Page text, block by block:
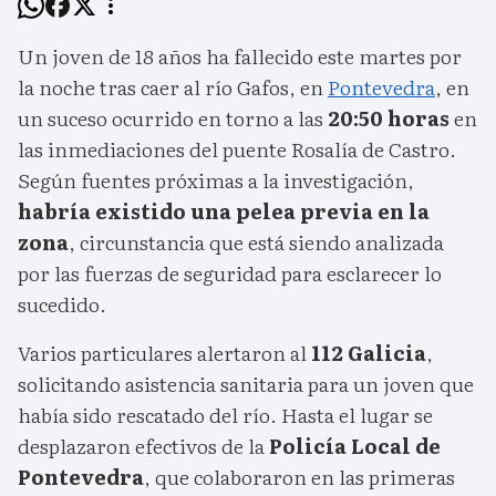
Un joven de 18 años ha fallecido este martes por
la noche tras caer al río Gafos, enPontevedra, en
un suceso ocurrido en torno a las 20:50 horasen
las inmediaciones del puente Rosalía de Castro.
Según fuentes próximas a la investigación,
habría existido una pelea previa en la
zona, circunstancia que está siendo analizada
por las fuerzas de seguridad para esclarecer lo
sucedido.
Varios particulares alertaron al112 Galicia,
solicitando asistencia sanitaria para un joven que
había sido rescatado del río. Hasta el lugar se
desplazaron efectivos de laPolicía Local de
Pontevedra, que colaboraron en las primeras